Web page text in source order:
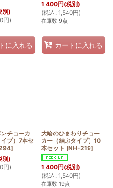
別)
円)
に入れる
1,400円(税別)
(税込 : 1,540円)
在庫数 9点
カートに入れる
チョーカ
プ）7本セ
]
別)
円)
大輪のひまわりチョー
カー（結ぶタイプ）10
本セット [NH-219]
1,400円(税別)
(税込 : 1,540円)
在庫数 19点